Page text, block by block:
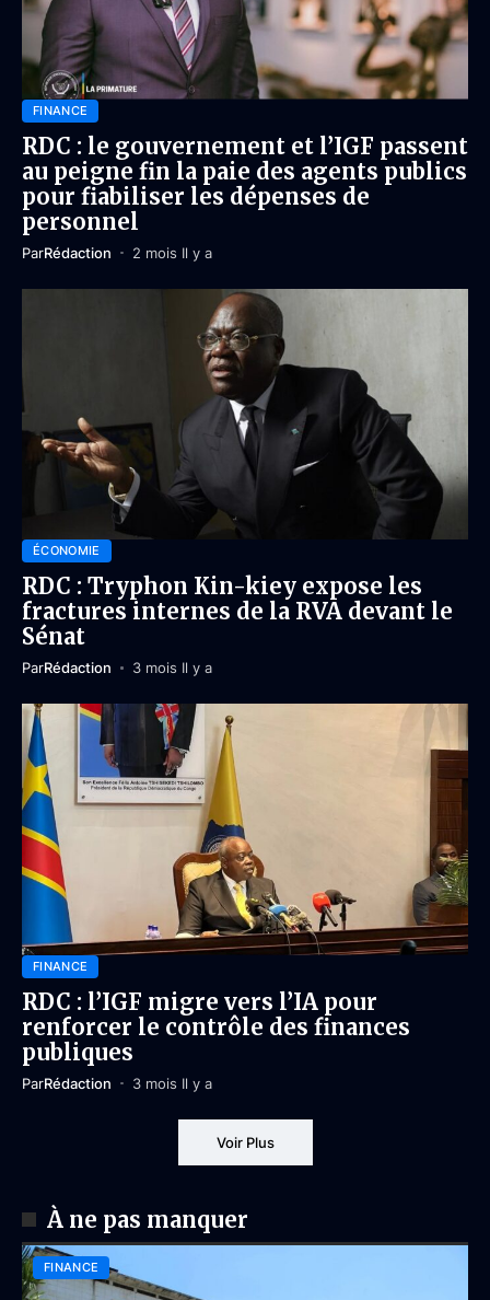
FINANCE
RDC : le gouvernement et l’IGF passent
au peigne fin la paie des agents publics
pour fiabiliser les dépenses de
personnel
ParRédaction 2 mois Il y a
ÉCONOMIE
RDC : Tryphon Kin-kiey expose les
fractures internes de la RVA devant le
Sénat
ParRédaction 3 mois Il y a
FINANCE
RDC : l’IGF migre vers l’IA pour
renforcer le contrôle des finances
publiques
ParRédaction 3 mois Il y a
Voir Plus
À ne pas manquer
FINANCE